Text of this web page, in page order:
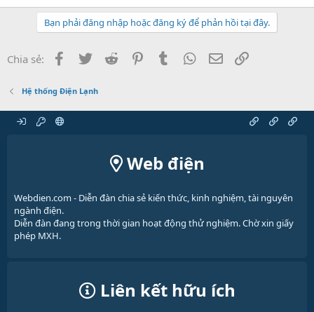
Bạn phải đăng nhập hoặc đăng ký để phản hồi tại đây.
Chia sẻ: Facebook
Twitter Reddit PinterestTumblr WhatsApp
Email
Hệ thống Điện Lạnh
Web điện
Webdien.com - Diễn đàn chia sẻ kiến thức, kinh nghiệm, tài nguyên
ngành điện.
Diễn đàn đang trong thời gian hoạt động thử nghiệm. Chờ xin giấy
phép MXH.
Liên kết hữu ích